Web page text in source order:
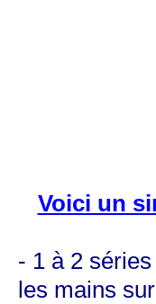
Voici un
- 1 à 2
les mains